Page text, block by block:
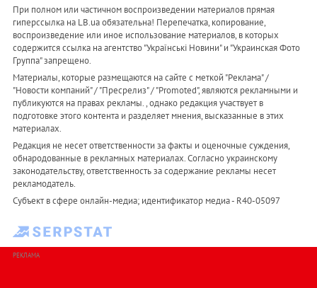
При полном или частичном воспроизведении материалов прямая
гиперссылка на LB.ua обязательна! Перепечатка, копирование,
воспроизведение или иное использование материалов, в которых
содержится ссылка на агентство "Українськi Новини" и "Украинская Фото
Группа" запрещено.
Материалы, которые размещаются на сайте с меткой "Реклама" /
"Новости компаний" / "Пресрелиз" / "Promoted", являются рекламными и
публикуются на правах рекламы. , однако редакция участвует в
подготовке этого контента и разделяет мнения, высказанные в этих
материалах.
Редакция не несет ответственности за факты и оценочные суждения,
обнародованные в рекламных материалах. Согласно украинскому
законодательству, ответственность за содержание рекламы несет
рекламодатель.
Субъект в сфере онлайн-медиа; идентификатор медиа - R40-05097
РЕКЛАМА